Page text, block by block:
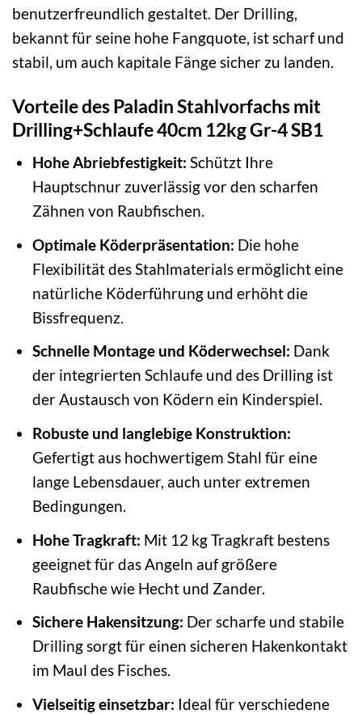
benutzerfreundlich gestaltet. Der Drilling,
bekannt für seine hohe Fangquote, ist scharf und
stabil, um auch kapitale Fänge sicher zu landen.
Vorteile des Paladin Stahlvorfachs mit
Drilling+Schlaufe 40cm 12kg Gr-4 SB1
Hohe Abriebfestigkeit: Schützt Ihre
Hauptschnur zuverlässig vor den scharfen
Zähnen von Raubfischen.
Optimale Köderpräsentation: Die hohe
Flexibilität des Stahlmaterials ermöglicht eine
natürliche Köderführung und erhöht die
Bissfrequenz.
Schnelle Montage und Köderwechsel: Dank
der integrierten Schlaufe und des Drilling ist
der Austausch von Ködern ein Kinderspiel.
Robuste und langlebige Konstruktion:
Gefertigt aus hochwertigem Stahl für eine
lange Lebensdauer, auch unter extremen
Bedingungen.
Hohe Tragkraft: Mit 12 kg Tragkraft bestens
geeignet für das Angeln auf größere
Raubfische wie Hecht und Zander.
Sichere Hakensitzung: Der scharfe und stabile
Drilling sorgt für einen sicheren Hakenkontakt
im Maul des Fisches.
Vielseitig einsetzbar: Ideal für verschiedene